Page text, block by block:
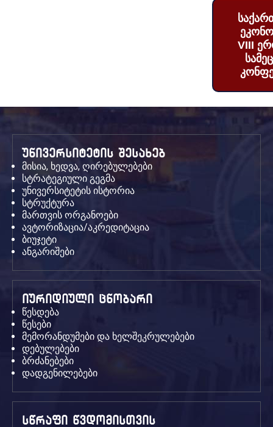
VIII
უნივერსიტეტის შესახებ
მისია, ხედვა, ღირებულებები
სტრატეგიული გეგმა
უნივერსიტეტის ისტორია
სტრუქტურა
მართვის ორგანოები
ავტორიზაცია/აკრედიტაცია
ბიუჯეტი
ანგარიშები
იურიდიული ცნობარი
წესდება
წესები
მემორანდუმები და ხელშეკრულებები
დებულებები
ბრძანებები
დადგენილებები
სწრაფი წვდომისთვის